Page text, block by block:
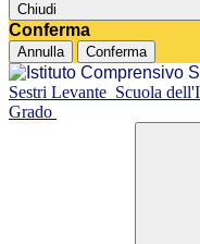
Chiudi
Conferma
Annulla Conferma
Sestri Levante Scuola
Grado